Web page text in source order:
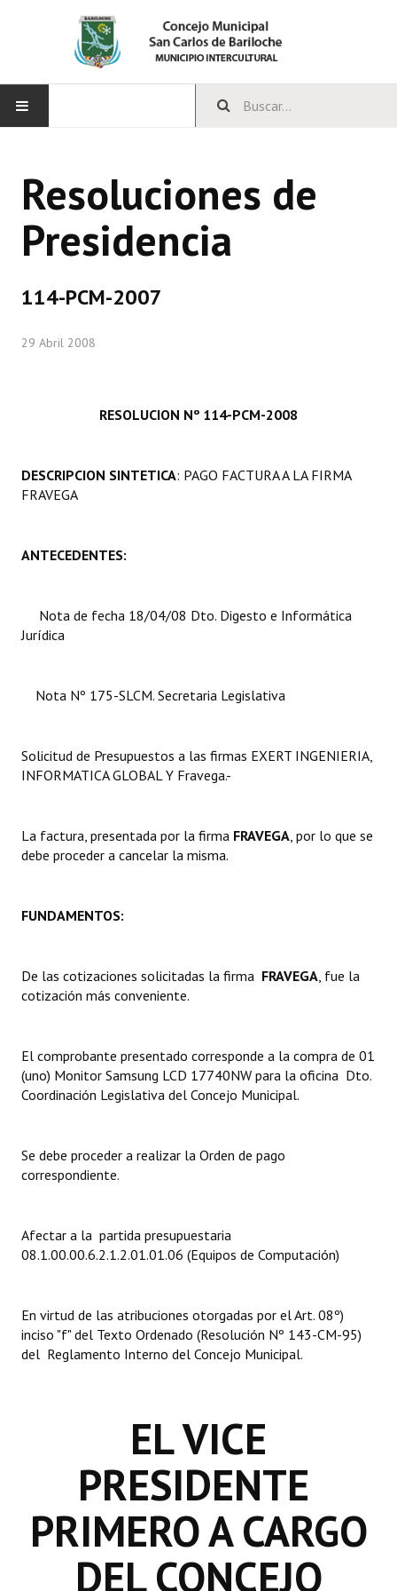
CONCEJO
Bloques Políticos
Comisiones Permanentes
Comisiones Especiales
Constitución Nacional
Digesto
Informes de Gestión
Dictámenes Asesoría Letrada
Actas de Sesión
Actas de Audiencias Públicas
Comunicaciones
Declaraciones
Resoluciones de Presidencia
Antiguos Pobladores
Registros y Distinciones
Datos Históricos
Audiencias Públicas - Registro
Periodistas Decanos - Registro
Ciudadano Ilustre - Registro
Banca del Vecino - Registro
Resoluciones de
Presidencia
114-PCM-2007
29 Abril 2008
RESOLUCION Nº 114-PCM-2008
DESCRIPCION SINTETICA: PAGO FACTURA A LA FIRMA
FRAVEGA
ANTECEDENTES:
Nota de fecha 18/04/08 Dto. Digesto e Informática
Jurídica
Nota Nº 175-SLCM. Secretaria Legislativa
Solicitud de Presupuestos a las firmas EXERT INGENIERIA,
INFORMATICA GLOBAL Y Fravega.-
La factura, presentada por la firma FRAVEGA, por lo que se
debe proceder a cancelar la misma.
FUNDAMENTOS:
De las cotizaciones solicitadas la firma FRAVEGA, fue la
cotización más conveniente.
El comprobante presentado corresponde a la compra de 01
(uno) Monitor Samsung LCD 17740NW para la oficina Dto.
Coordinación Legislativa del Concejo Municipal.
Se debe proceder a realizar la Orden de pago
correspondiente.
Afectar a la partida presupuestaria
08.1.00.00.6.2.1.2.01.01.06 (Equipos de Computación)
En virtud de las atribuciones otorgadas por el Art. 08º)
inciso "f" del Texto Ordenado (Resolución Nº 143-CM-95)
del Reglamento Interno del Concejo Municipal.
EL VICE
PRESIDENTE
PRIMERO A CARGO
DEL CONCEJO